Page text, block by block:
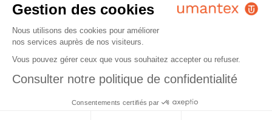
différenciation pour les entreprises mais aussi
une solution pour relancer […]
#Gouvernance #Transformation #Innovation
l’expérimentation et l’expansion réalisable et révèle un champ des possibles
incroyable, nous faisant vivre une expérience mémorable.
Gestion des cookies
Nous utilisons des cookies pour améliorer
nos services auprès de nos visiteurs.
Vous pouvez gérer ceux que vous souhaitez accepter ou refuser.
Consulter notre politique de confidentialité
Consentements certifiés par